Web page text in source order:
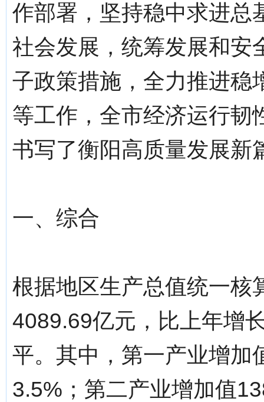
作部署，坚持稳中求进总
社会发展，统筹发展和安
子政策措施，全力推进稳
等工作，全市经济运行韧
书写了衡阳高质量发展新
一、综合
根据地区生产总值统一核
4089.69亿元，比上年增
平。其中，第一产业增加
3.5%；第二产业增加值